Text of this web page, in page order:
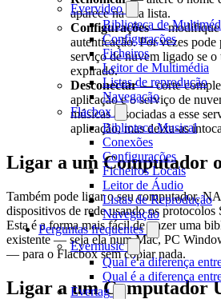
Evervideo
Biblioteca de
Configurações
Ficheiros
Leitor de Multimédia
Listas de reprodução
Navegação
Flacbox
Biblioteca Musical
Conexões
Configurações
Ficheiros Locais
Leitor de Áudio
Listas de Reprodução
Navegação
Perguntas frequentes
Evermusic
Qual é a diferença
Qual é a diferença
Evertag
aparece na sua lista.
Configurações— modifique
autenticação. Por vezes
serviço de nuvem ligado se
expirado.
Desconectar— corte
aplicação e o serviço de
músicas associadas a esse
aplicação, mas deixa-as
Ligar a um Computador
Também pode ligar o seu computador,
dispositivos de rede usando os
Esta é a forma mais fácil de trazer uma
existente — seja ela num Mac, PC
— para o Flacbox sem copiar nada.
Ligar a um Computador